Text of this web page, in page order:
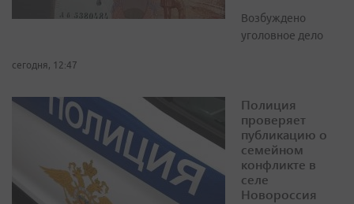
Возбуждено
уголовное дело
сегодня, 12:47
Полиция
проверяет
публикацию о
семейном
конфликте в
селе
Новороссия